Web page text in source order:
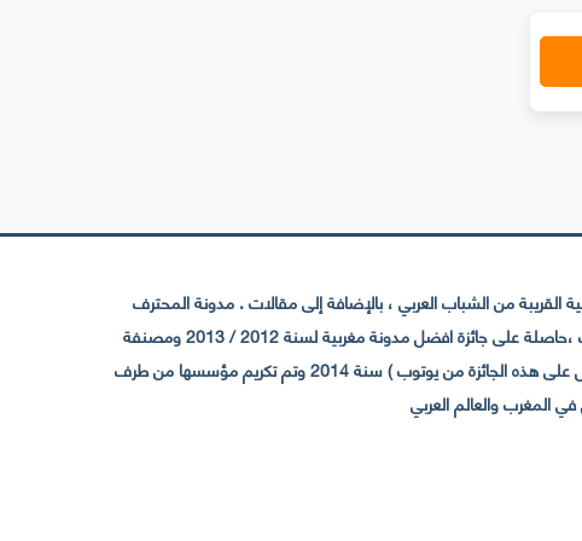
من الشباب العربي ، بالإضافة إلى مقالات . مدونة المحترف
تأسست سنة 2009 حيث تستقطب الآن عدد كبير من الزوار من كافة ربوع الوطن العربي ، حيث ان مقرها الرئيسي بالمغرب و مديرها امين رغيب ،حاصلة على جائزة افضل مدونة مغربية لسنة 2012 / 2013 ومصنفة
ضمن افضل 10 مدونات عربية حسب المركز الدولي للصحفيين ICFJ سنة 2013 وحاصلة على الجائزة الفضية من يوتوب (اول قناة مغربية تحصل على هذه الجائزة من يوتوب ) سنة 2014 وتم تكريم مؤسسها من طرف